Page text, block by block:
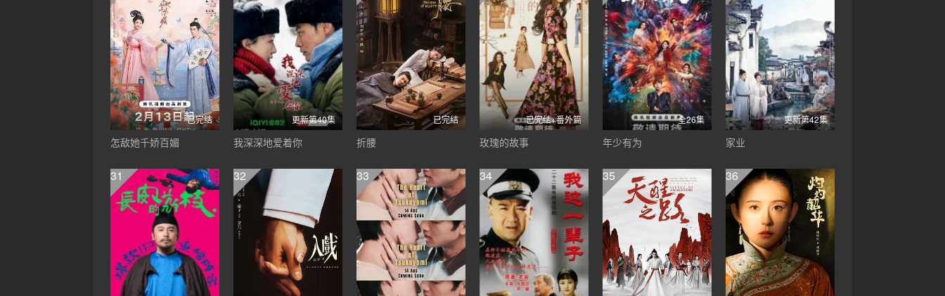
已完结
怎敌她千娇百媚
更新第40集
我深深地爱着你
已完结
折腰
已完结+番外篇
玫瑰的故事
全26集
年少有为
更新第42集
家业
31 32 33 34 35 36